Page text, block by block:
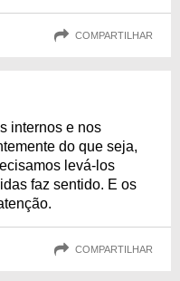
COMPARTILHAR
internos e nos
do que seja,
levá-los
faz sentido. E os
COMPARTILHAR